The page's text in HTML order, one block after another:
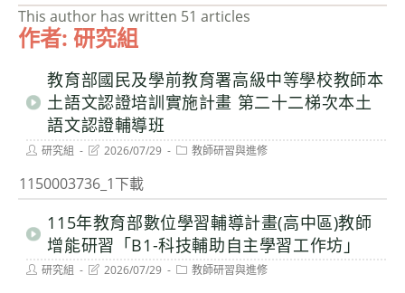
作者: 研究組
This author has written 51 articles
教育部國民及學前教育署高級中等學校教師本
土語文認證培訓實施計畫 第二十二梯次本土
語文認證輔導班
Post研究組
Post
modified:
2026/07/29
Post教師研習與進修
1150003736_1下載
115年教育部數位學習輔導計畫(高中區)教師
增能研習「B1-科技輔助自主學習工作坊」
Post研究組
Post2026/07/29
Post教師研習與進修